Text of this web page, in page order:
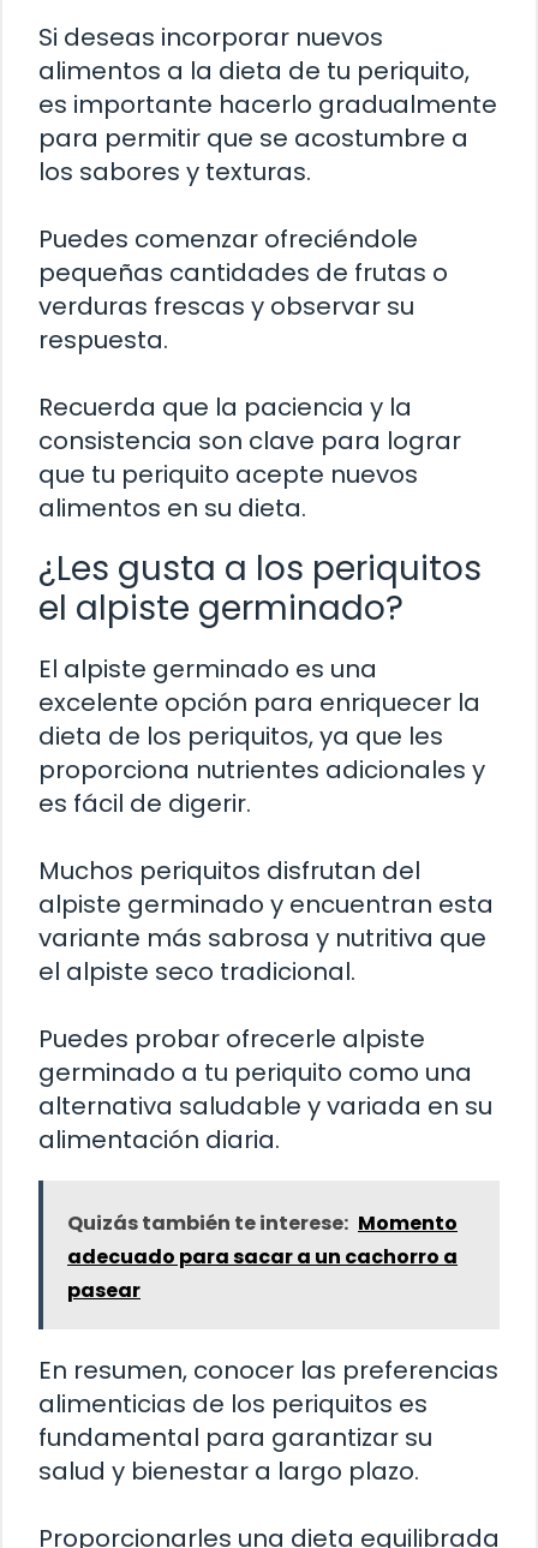
Si deseas incorporar nuevos
alimentos a la dieta de tu periquito,
es importante hacerlo gradualmente
para permitir que se acostumbre a
los sabores y texturas.
Puedes comenzar ofreciéndole
pequeñas cantidades de frutas o
verduras frescas y observar su
respuesta.
Recuerda que la paciencia y la
consistencia son clave para lograr
que tu periquito acepte nuevos
alimentos en su dieta.
¿Les gusta a los periquitos
el alpiste germinado?
El alpiste germinado es una
excelente opción para enriquecer la
dieta de los periquitos, ya que les
proporciona nutrientes adicionales y
es fácil de digerir.
Muchos periquitos disfrutan del
alpiste germinado y encuentran esta
variante más sabrosa y nutritiva que
el alpiste seco tradicional.
Puedes probar ofrecerle alpiste
germinado a tu periquito como una
alternativa saludable y variada en su
alimentación diaria.
Quizás también te interese: Momento
adecuado para sacar a un cachorro a
pasear
En resumen, conocer las preferencias
alimenticias de los periquitos es
fundamental para garantizar su
salud y bienestar a largo plazo.
Proporcionarles una dieta equilibrada